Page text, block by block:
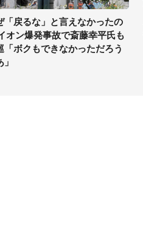
「戻るな」と言えなかったの
オン爆発事故で斎藤幸平氏も
「ボクもできなかっただろう